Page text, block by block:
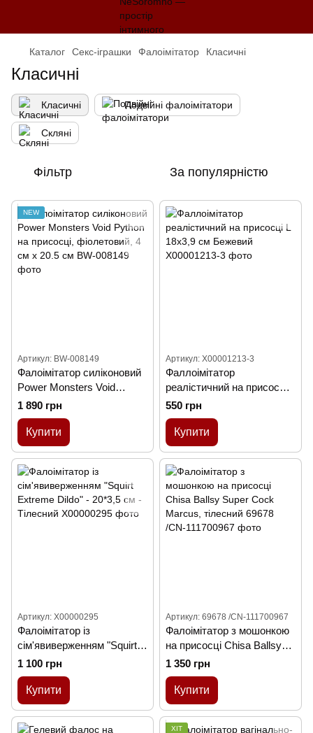
Каталог Секс-іграшки Фалоімітатор Класичні
Класичні
Класичні Подвійні фалоімітатори
Скляні
Фільтр За популярністю
NEW
Артикул: BW-008149
Фалоімітатор силіконовий
Power Monsters Void
Python на присосці,
фіолетовий, 4 см х 20.5 см
1 890 грн
Купити
Артикул: X00001213-3
Фаллоімітатор
реалістичний на присосці L
18х3,9 см Бежевий
550 грн
Купити
Артикул: X00000295
Фалоімітатор із
сім'явиверженням "Squirt
Extreme Dildo" - 20*3,5 см -
Тілесний
1 100 грн
Купити
Артикул: 69678 /CN-111700967
Фалоімітатор з мошонкою
на присосці Chisa Ballsy
Super Cock Marcus,
тілесний
1 350 грн
Купити
ХІТ